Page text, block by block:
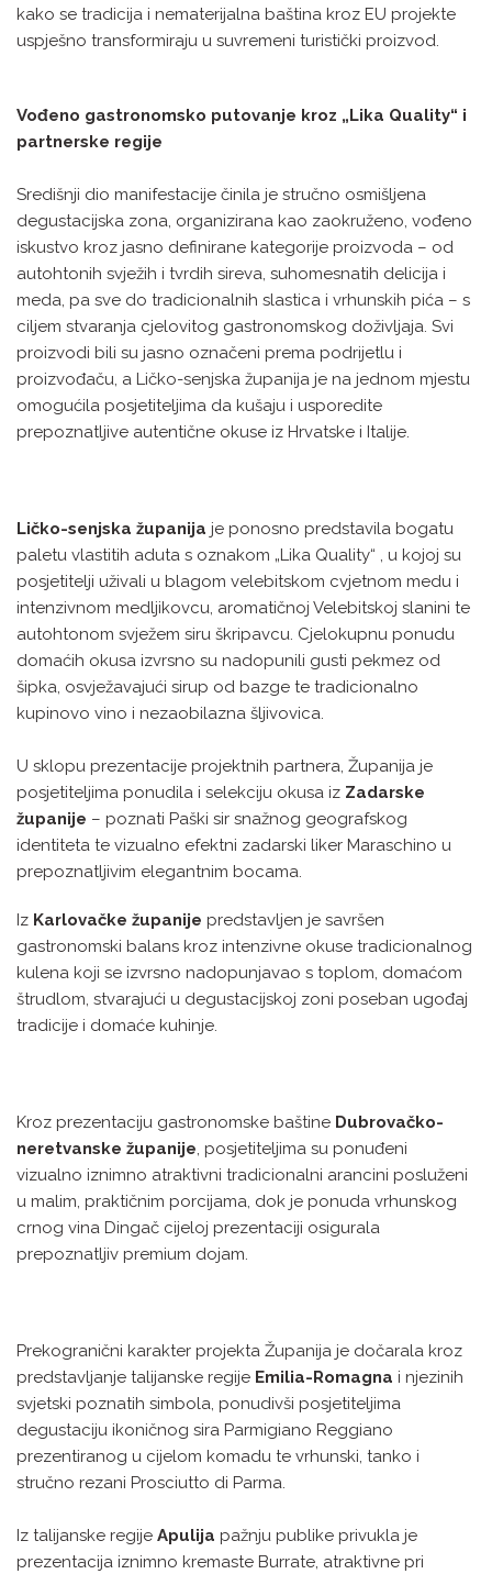
kako se tradicija i nematerijalna baština kroz EU projekte
uspješno transformiraju u suvremeni turistički proizvod.
Vođeno gastronomsko putovanje kroz „Lika Quality“ i
partnerske regije
Središnji dio manifestacije činila je stručno osmišljena
degustacijska zona, organizirana kao zaokruženo, vođeno
iskustvo kroz jasno definirane kategorije proizvoda – od
autohtonih svježih i tvrdih sireva, suhomesnatih delicija i
meda, pa sve do tradicionalnih slastica i vrhunskih pića – s
ciljem stvaranja cjelovitog gastronomskog doživljaja. Svi
proizvodi bili su jasno označeni prema podrijetlu i
proizvođaču, a Ličko-senjska županija je na jednom mjestu
omogućila posjetiteljima da kušaju i usporedite
prepoznatljive autentične okuse iz Hrvatske i Italije.
Ličko-senjska županija je ponosno predstavila bogatu
paletu vlastitih aduta s oznakom „Lika Quality“ , u kojoj su
posjetitelji uživali u blagom velebitskom cvjetnom medu i
intenzivnom medljikovcu, aromatičnoj Velebitskoj slanini te
autohtonom svježem siru škripavcu. Cjelokupnu ponudu
domaćih okusa izvrsno su nadopunili gusti pekmez od
šipka, osvježavajući sirup od bazge te tradicionalno
kupinovo vino i nezaobilazna šljivovica.
U sklopu prezentacije projektnih partnera, Županija je
posjetiteljima ponudila i selekciju okusa iz Zadarske
županije – poznati Paški sir snažnog geografskog
identiteta te vizualno efektni zadarski liker Maraschino u
prepoznatljivim elegantnim bocama.
Iz Karlovačke županije predstavljen je savršen
gastronomski balans kroz intenzivne okuse tradicionalnog
kulena koji se izvrsno nadopunjavao s toplom, domaćom
štrudlom, stvarajući u degustacijskoj zoni poseban ugođaj
tradicije i domaće kuhinje.
Kroz prezentaciju gastronomske baštine Dubrovačko-
neretvanske županije, posjetiteljima su ponuđeni
vizualno iznimno atraktivni tradicionalni arancini posluženi
u malim, praktičnim porcijama, dok je ponuda vrhunskog
crnog vina Dingač cijeloj prezentaciji osigurala
prepoznatljiv premium dojam.
Prekogranični karakter projekta Županija je dočarala kroz
predstavljanje talijanske regije Emilia-Romagna i njezinih
svjetski poznatih simbola, ponudivši posjetiteljima
degustaciju ikoničnog sira Parmigiano Reggiano
prezentiranog u cijelom komadu te vrhunski, tanko i
stručno rezani Prosciutto di Parma.
Iz talijanske regije Apulija pažnju publike privukla je
prezentacija iznimno kremaste Burrate, atraktivne pri